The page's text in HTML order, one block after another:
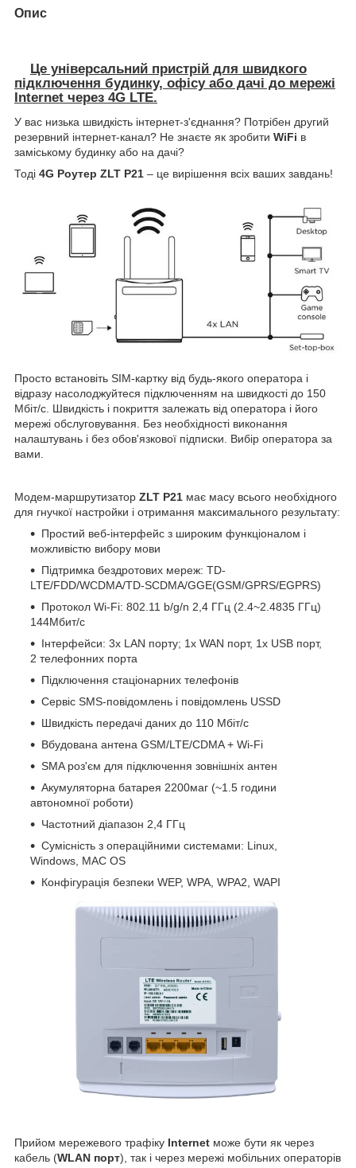
Опис
Це універсальний пристрій для швидкого
підключення будинку, офісу або дачі до мережі
Internet через 4G LTE.
У вас низька швидкість інтернет-з'єднання? Потрібен другий
резервний інтернет-канал? Не знаєте як зробити WiFi в
заміському будинку або на дачі?
Тоді 4G Роутер ZLT P21 – це вирішення всіх ваших завдань!
Просто встановіть SIM-картку від будь-якого оператора і
відразу насолоджуйтеся підключенням на швидкості до 150
Мбіт/с. Швидкість і покриття залежать від оператора і його
мережі обслуговування. Без необхідності виконання
налаштувань і без обов'язкової підписки. Вибір оператора за
вами.
Модем-маршрутизатор ZLT P21 має масу всього необхідного
для гнучкої настройки і отримання максимального результату:
Простий веб-інтерфейс з широким функціоналом і
можливістю вибору мови
Підтримка бездротових мереж: TD-
LTE/FDD/WCDMA/TD-SCDMA/GGE(GSM/GPRS/EGPRS)
Протокол Wi-Fi: 802.11 b/g/n 2,4 ГГц (2.4~2.4835 ГГц)
144Мбит/с
Інтерфейси: 3х LAN порту; 1x WAN порт, 1х USB порт,
2 телефонних порта
Підключення стаціонарних телефонів
Сервіс SMS-повідомлень і повідомлень USSD
Швидкість передачі даних до 110 Мбіт/с
Вбудована антена GSM/LTE/CDMA + Wi-Fi
SMA роз'єм для підключення зовнішніх антен
Акумуляторна батарея 2200маг (~1.5 години
автономної роботи)
Частотний діапазон 2,4 ГГц
Сумісність з операційними системами: Linux,
Windows, MAC OS
Конфігурація безпеки WEP, WPA, WPA2, WAPI
Прийом мережевого трафіку Internet може бути як через
кабель (WLAN порт), так і через мережі мобільних операторів